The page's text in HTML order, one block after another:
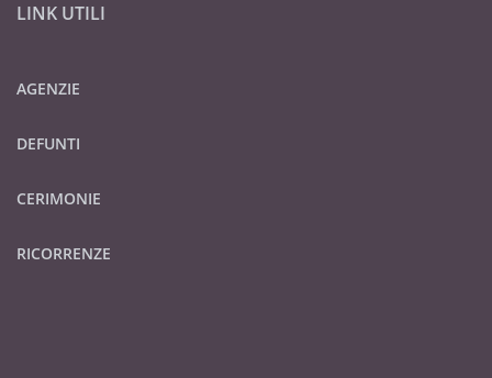
LINK UTILI
AGENZIE
DEFUNTI
CERIMONIE
RICORRENZE